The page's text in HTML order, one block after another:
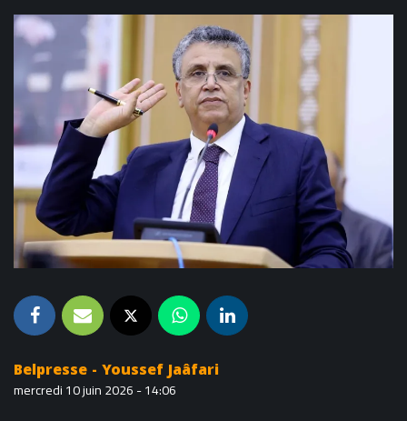
Belpresse - Youssef Jaâfari
mercredi 10 juin 2026 - 14:06